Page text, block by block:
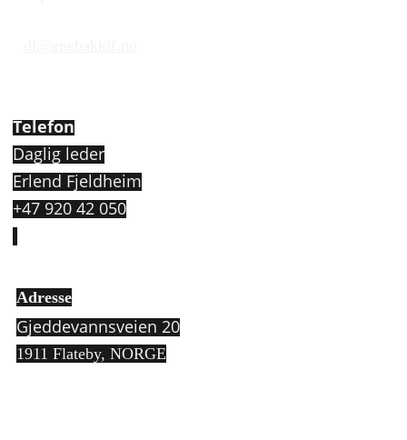
Telefon
Daglig leder
Erlend Fjeldheim
+47 920 42 050
Adresse
Gjeddevannsveien 20
1911 Flateby, NORGE